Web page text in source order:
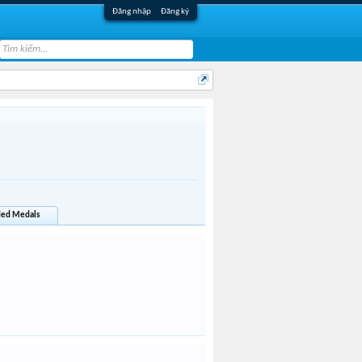
Đăng nhập Đăng ký
Medals